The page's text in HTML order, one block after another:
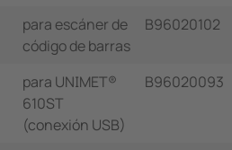
para escáner de
código de barras
B96020102
para UNIMET®
610ST
(conexión USB)
B96020093